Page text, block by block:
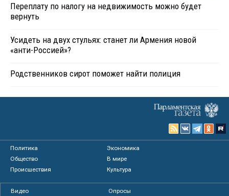
Переплату по налогу на недвижимость можно будет
вернуть
Усидеть на двух стульях: станет ли Армения новой
«анти-Россией»?
Родственников сирот поможет найти полиция
Политика
Экономика
Общество
В мире
Происшествия
Культура
Видео
Опросы